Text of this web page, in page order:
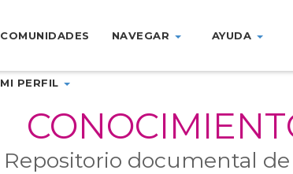
COMUNIDADES NAVEGAR AYUDA
MI PERFIL
Repositorio documental